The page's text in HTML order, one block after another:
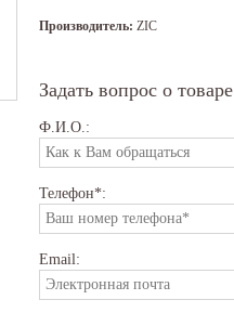
Производитель: ZIC
Задать вопрос о товаре
Ф.И.О.:
Телефон*:
Email: